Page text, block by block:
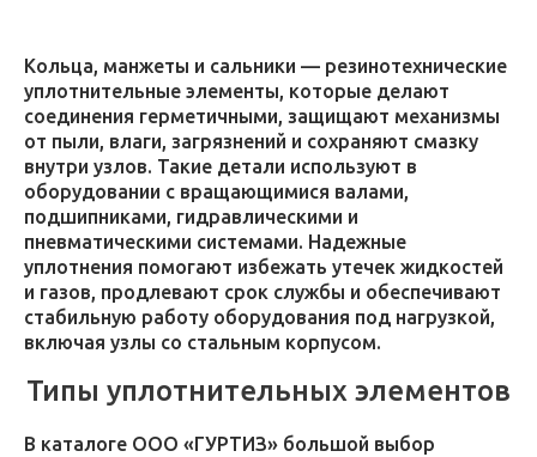
Кольца, манжеты и сальники — резинотехнические
уплотнительные элементы, которые делают
соединения герметичными, защищают механизмы
от пыли, влаги, загрязнений и сохраняют смазку
внутри узлов. Такие детали используют в
оборудовании с вращающимися валами,
подшипниками, гидравлическими и
пневматическими системами. Надежные
уплотнения помогают избежать утечек жидкостей
и газов, продлевают срок службы и обеспечивают
стабильную работу оборудования под нагрузкой,
включая узлы со стальным корпусом.
Типы уплотнительных элементов
В каталоге ООО «ГУРТИЗ» большой выбор